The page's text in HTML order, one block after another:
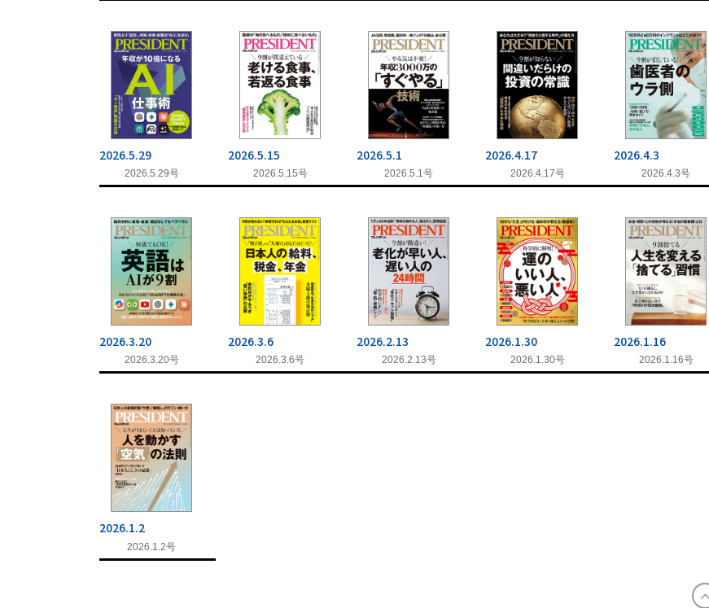
2026.5.29
2026.5.29号
2026.5.15
2026.5.15号
2026.5.1
2026.5.1号
2026.4.17
2026.4.17号
2026.4.3
2026.4.3号
2026.3.20
2026.3.20号
2026.3.6
2026.3.6号
2026.2.13
2026.2.13号
2026.1.30
2026.1.30号
2026.1.16
2026.1.16号
2026.1.2
2026.1.2号